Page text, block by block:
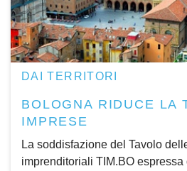
DAI TERRITORI
BOLOGNA RIDUCE LA
IMPRESE
La soddisfazione del Tavolo
imprenditoriali TIM.BO espressa